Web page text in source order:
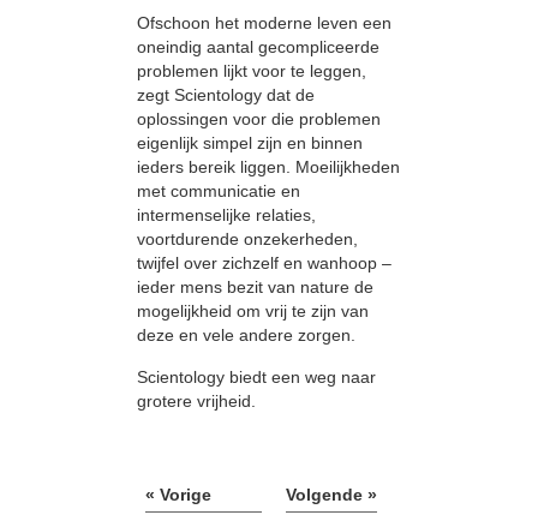
Ofschoon het moderne leven een
oneindig aantal gecompliceerde
problemen lijkt voor te leggen,
zegt Scientology dat de
oplossingen voor die problemen
eigenlijk simpel zijn en binnen
ieders bereik liggen. Moeilijkheden
met communicatie en
intermenselijke relaties,
voortdurende onzekerheden,
twijfel over zichzelf en wanhoop –
ieder mens bezit van nature de
mogelijkheid om vrij te zijn van
deze en vele andere zorgen.
Scientology biedt een weg naar
grotere vrijheid.
« Vorige Volgende »